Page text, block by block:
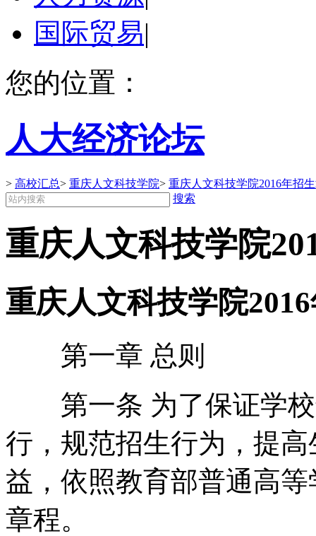
国际贸易|
您的位置：
人大经济论坛
> 高校汇总> 重庆人文科技学院> 重庆人文科技学院2016年招
搜索
重庆人文科技学院
重庆人文科技学院
第一章 总则
第一条 为了保证学校
行，规范招生行为，提
益，依照教育部普通高
章程。